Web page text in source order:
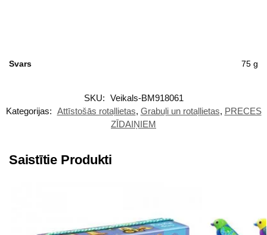
Svars 75 g
SKU: Veikals-BM918061
Kategorijas: Attīstošās rotaļlietas, Grabuļi un rotaļlietas, PRECES
ZĪDAIŅIEM
Saistītie Produkti